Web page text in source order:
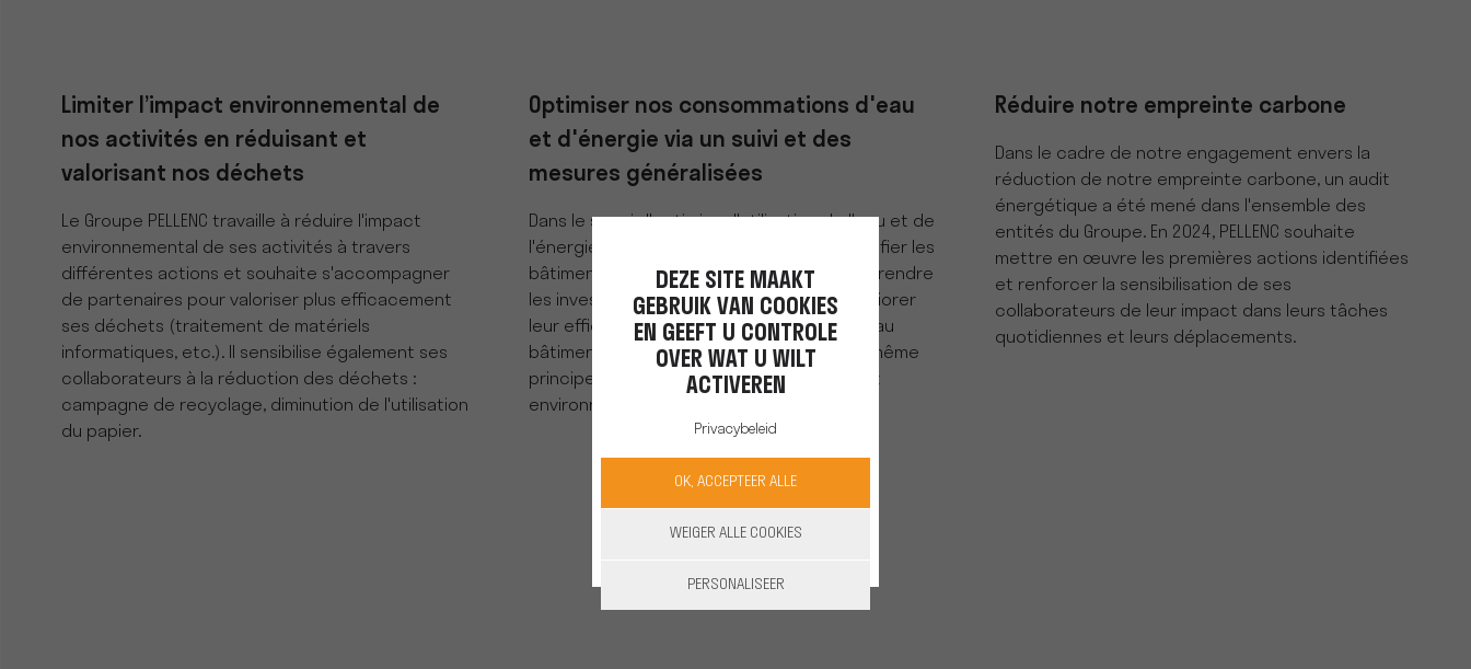
Limiter l’impact environnemental de
nos activités en réduisant et
valorisant nos déchets
Le Groupe PELLENC travaille à réduire l'impact
environnemental de ses activités à travers
différentes actions et souhaite s'accompagner
de partenaires pour valoriser plus efficacement
ses déchets (traitement de matériels
informatiques, etc.). Il sensibilise également ses
collaborateurs à la réduction des déchets :
campagne de recyclage, diminution de l'utilisation
du papier.
Optimiser nos consommations d'eau
et d'énergie via un suivi et des
mesures généralisées
Dans le souci d'optimiser l'utilisation de l'eau et de
l'énergie, le Groupe PELLENC planifie d'identifier les
bâtiments les plus énergivores et d'entreprendre
les investissements nécessaires pour améliorer
leur efficacité énergétique. Chaque nouveau
bâtiment du Groupe sera conçu selon les même
principes de responsabilité énergétique et
environnementale.
Réduire notre empreinte carbone
Dans le cadre de notre engagement envers la
réduction de notre empreinte carbone, un audit
énergétique a été mené dans l'ensemble des
entités du Groupe. En 2024, PELLENC souhaite
mettre en œuvre les premières actions identifiées
et renforcer la sensibilisation de ses
collaborateurs de leur impact dans leurs tâches
quotidiennes et leurs déplacements.
DEZE SITE MAAKT
GEBRUIK VAN COOKIES
EN GEEFT U CONTROLE
OVER WAT U WILT
ACTIVEREN
Privacybeleid
OK, ACCEPTEER ALLE
WEIGER ALLE COOKIES
PERSONALISEER